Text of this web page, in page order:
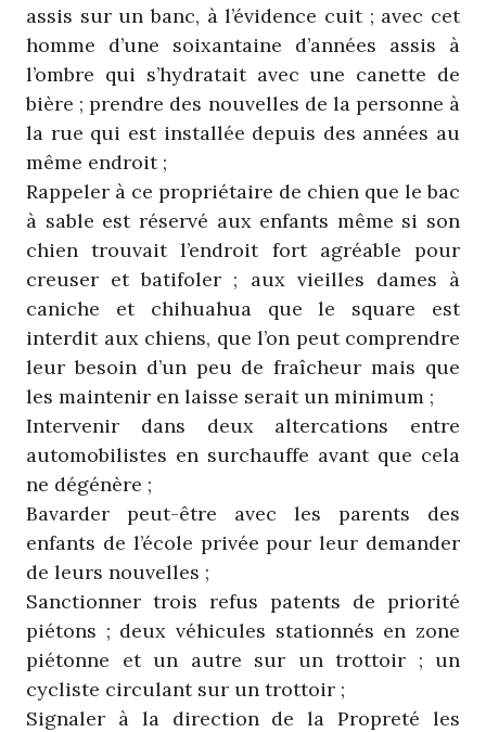
assis sur un banc, à l’évidence cuit ; avec cet
homme d’une soixantaine d’années assis à
l’ombre qui s’hydratait avec une canette de
bière ; prendre des nouvelles de la personne à
la rue qui est installée depuis des années au
même endroit ;
Rappeler à ce propriétaire de chien que le bac
à sable est réservé aux enfants même si son
chien trouvait l’endroit fort agréable pour
creuser et batifoler ; aux vieilles dames à
caniche et chihuahua que le square est
interdit aux chiens, que l’on peut comprendre
leur besoin d’un peu de fraîcheur mais que
les maintenir en laisse serait un minimum ;
Intervenir dans deux altercations entre
automobilistes en surchauffe avant que cela
ne dégénère ;
Bavarder peut-être avec les parents des
enfants de l’école privée pour leur demander
de leurs nouvelles ;
Sanctionner trois refus patents de priorité
piétons ; deux véhicules stationnés en zone
piétonne et un autre sur un trottoir ; un
cycliste circulant sur un trottoir ;
Signaler à la direction de la Propreté les